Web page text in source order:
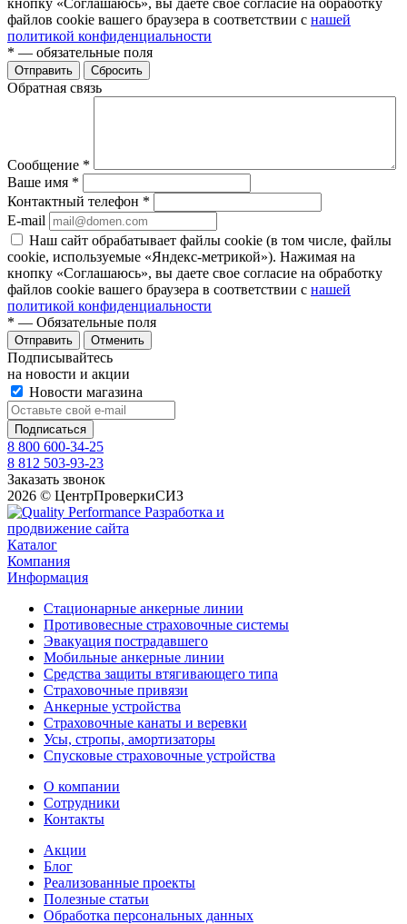
файлов cookie вашего браузера в соответствии с нашей
политикой конфиденциальности
* — обязательные поля
Отправить Сбросить
Обратная связь
Сообщение *
Ваше имя *
Контактный телефон *
E-mail
Наш сайт обрабатывает файлы cookie (в том числе, файлы
cookie, используемые «Яндекс-метрикой»). Нажимая на
кнопку «Соглашаюсь», вы даете свое согласие на обработку
файлов cookie вашего браузера в соответствии с нашей
политикой конфиденциальности
* — Обязательные поля
Отправить Отменить
Подписывайтесь
на новости и акции
Новости магазина
8 800 600-34-25
8 812 503-93-23
Заказать звонок
2026 © ЦентрПроверкиСИЗ
Разработка и
продвижение сайта
Каталог
Компания
Информация
Стационарные анкерные линии
Противовесные страховочные системы
Эвакуация пострадавшего
Мобильные анкерные линии
Средства защиты втягивающего типа
Страховочные привязи
Анкерные устройства
Страховочные канаты и веревки
Усы, стропы, амортизаторы
Спусковые страховочные устройства
О компании
Сотрудники
Контакты
Акции
Блог
Реализованные проекты
Полезные статьи
Обработка персональных данных